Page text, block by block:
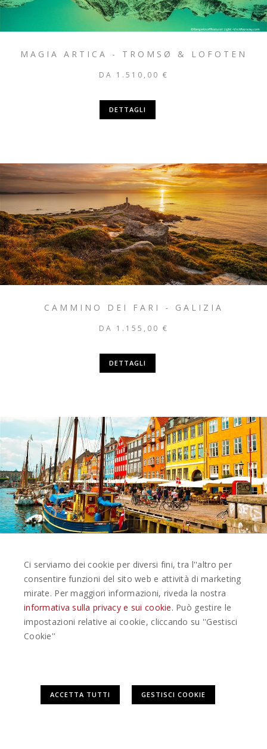
MAGIA ARTICA - TROMSØ & LOFOTEN
DA 1.510,00 €
DETTAGLI
CAMMINO DEI FARI - GALIZIA
DA 1.155,00 €
DETTAGLI
CITTÀ DANESI D'ESTATE - PARTENZE
GARANT
DA 1.799,00 €
DETTAGLI
Ci serviamo dei cookie per diversi fini, tra l''altro per
consentire funzioni del sito web e attività di marketing
mirate. Per maggiori informazioni, riveda la nostra
informativa sulla privacy e sui cookie. Può gestire le
impostazioni relative ai cookie, cliccando su ''Gestisci
Cookie''
ACCETTA TUTTI GESTISCI COOKIE